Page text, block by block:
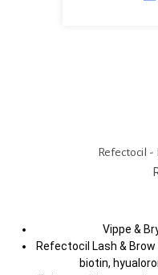
Refectocil -
Vippe &
Refectocil Lash &
biotin,